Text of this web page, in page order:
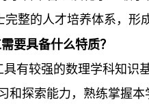
整的人才培养体系，形
要具备什么特质？
有较强的数理学科知识
和探索能力，熟练掌握